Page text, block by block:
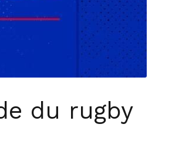
du rugby